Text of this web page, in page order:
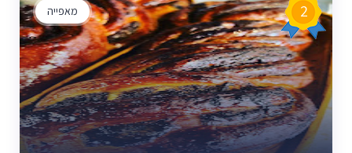
מאפייה 2